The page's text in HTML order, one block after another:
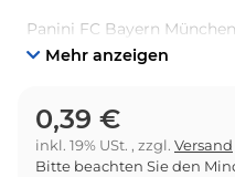
Panini FC Bayern
Mehr anzeigen
0,39 €
inkl. 19% USt. , zzgl. Versand
Bitte beachten Sie den